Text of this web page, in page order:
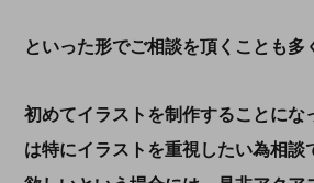
といった形でご相談を頂くことも多
初めてイラストを制作することにな
は特にイラストを重視したい為相談